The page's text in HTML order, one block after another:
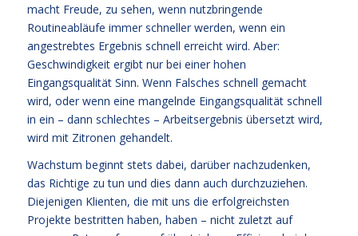
macht Freude, zu sehen, wenn nutzbringende
Routineabläufe immer schneller werden, wenn ein
angestrebtes Ergebnis schnell erreicht wird. Aber:
Geschwindigkeit ergibt nur bei einer hohen
Eingangsqualität Sinn. Wenn Falsches schnell gemacht
wird, oder wenn eine mangelnde Eingangsqualität schnell
in ein – dann schlechtes – Arbeitsergebnis übersetzt wird,
wird mit Zitronen gehandelt.
Wachstum beginnt stets dabei, darüber nachzudenken,
das Richtige zu tun und dies dann auch durchzuziehen.
Diejenigen Klienten, die mit uns die erfolgreichsten
Projekte bestritten haben, haben – nicht zuletzt auf